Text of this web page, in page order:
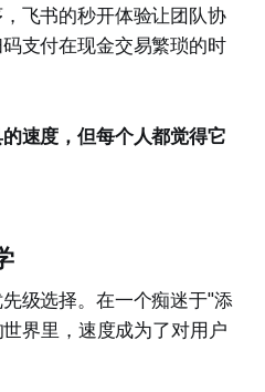
飞书的秒开体验让团队协
支付在现金交易繁琐的时
速度，但每个人都觉得它
级选择。在一个痴迷于"添
界里，速度成为了对用户